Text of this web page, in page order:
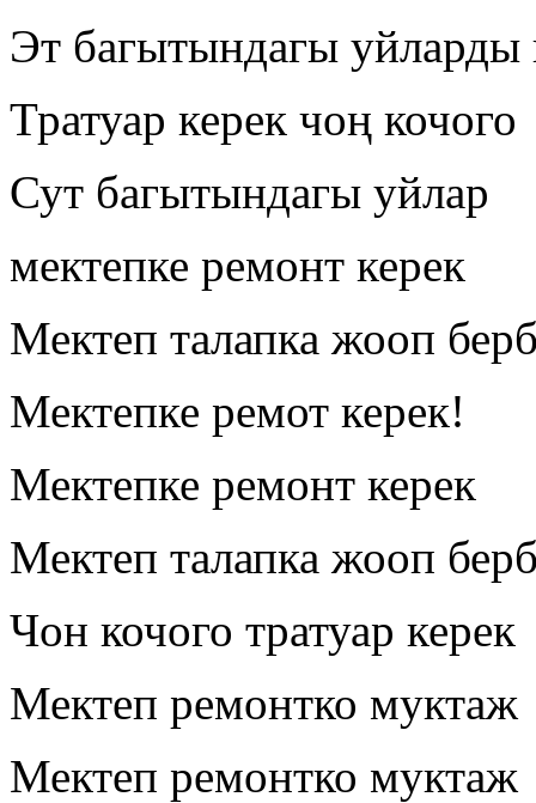
Эт багытындагы уйларды
Тратуар керек чоң кочого
Сут багытындагы уйлар
мектепке ремонт керек
Мектеп талапка жооп
Мектепке ремот керек!
Мектепке ремонт керек
Мектеп талапка жооп
Чон кочого тратуар керек
Мектеп ремонтко муктаж
Мектеп ремонтко муктаж